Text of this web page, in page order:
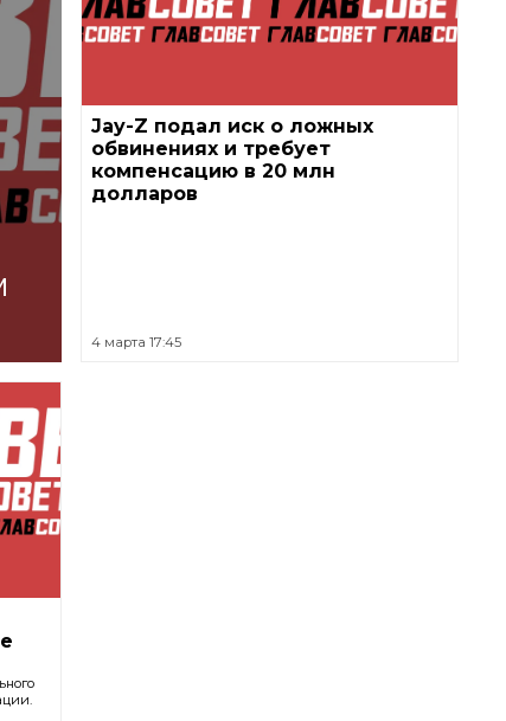
Jay-Z подал иск о ложных
обвинениях и требует
компенсацию в 20 млн
долларов
4 марта 17:45